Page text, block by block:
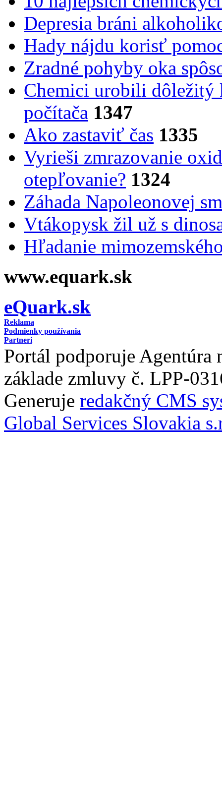
Depresia bráni
Hady nájdu korisť
Zradné pohyby oka
Chemici urobili dôležitý
počítača 1347
Ako zastaviť čas 1335
Vyrieši zmrazovanie
otepľovanie? 1324
Záhada Napoleonovej
Vtákopysk žil už s
Hľadanie
www.equark.sk
eQuark.sk
Reklama
Podmienky používania
Partneri
Portál podporuje Agentúra
základe zmluvy č. LPP-
Generuje redakčný CMS
Global Services Slovakia